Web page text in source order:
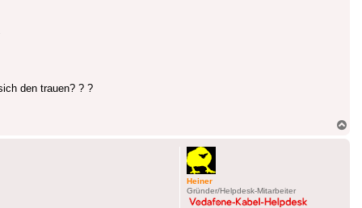
den trauen? ? ?
Heiner
Gründer/Helpdesk-Mitarbeiter